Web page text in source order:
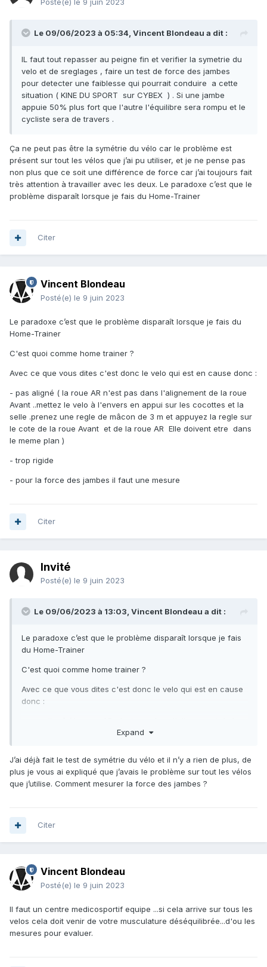
Posté(e) le 9 juin 2023
Le 09/06/2023 à 05:34, Vincent Blondeau a dit :
IL faut tout repasser au peigne fin et verifier la symetrie du
velo et de sreglages , faire un test de force des jambes
pour detecter une faiblesse qui pourrait conduire a cette
situation ( KINE DU SPORT sur CYBEX ) . Si une jambe
appuie 50% plus fort que l'autre l'équilibre sera rompu et le
cycliste sera de travers .
Ça ne peut pas être la symétrie du vélo car le problème est
présent sur tout les vélos que j’ai pu utiliser, et je ne pense pas
non plus que ce soit une différence de force car j’ai toujours fait
très attention à travailler avec les deux. Le paradoxe c’est que le
problème disparaît lorsque je fais du Home-Trainer
Citer
Vincent Blondeau
Posté(e) le 9 juin 2023
Le paradoxe c’est que le problème disparaît lorsque je fais du
Home-Trainer
C'est quoi comme home trainer ?
Avec ce que vous dites c'est donc le velo qui est en cause donc :
- pas aligné ( la roue AR n'est pas dans l'alignement de la roue
Avant ..mettez le velo à l'envers en appui sur les cocottes et la
selle .prenez une regle de mâcon de 3 m et appuyez la regle sur
le cote de la roue Avant et de la roue AR Elle doivent etre dans
le meme plan )
- trop rigide
- pour la force des jambes il faut une mesure
Citer
Invité
Posté(e) le 9 juin 2023
Le 09/06/2023 à 13:03, Vincent Blondeau a dit :
Le paradoxe c’est que le problème disparaît lorsque je fais
du Home-Trainer
C'est quoi comme home trainer ?
Avec ce que vous dites c'est donc le velo qui est en cause
donc :
roue Avant ..mettez le velo à l'envers en appui sur les
appuyez la regle sur le cote de la roue Avant et de la roue
AR Elle doivent etre dans le meme plan )
- trop rigide
Expand
J’ai déjà fait le test de symétrie du vélo et il n’y a rien de plus, de
plus je vous ai expliqué que j’avais le problème sur tout les vélos
que j’utilise. Comment mesurer la force des jambes ?
Citer
Vincent Blondeau
Posté(e) le 9 juin 2023
Il faut un centre medicosportif equipe ...si cela arrive sur tous les
velos cela doit venir de votre musculature déséquilibrée...d'ou les
mesures pour evaluer.